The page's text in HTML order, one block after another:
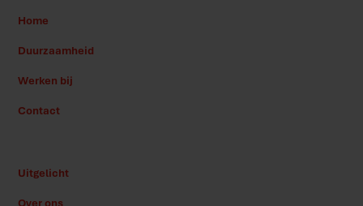
Home
Duurzaamheid
Werken bij
Contact
Uitgelicht
Over ons